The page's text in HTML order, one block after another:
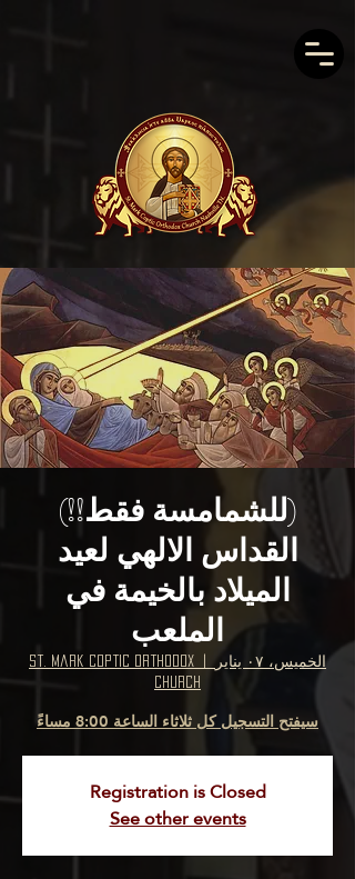
(للشمامسة فقط!!)
القداس الالهي لعيد
الميلاد بالخيمة في
الملعب
الخميس، ٠٧ يناير
St. Mark Coptic Orthodox
Church
سيفتح التسجيل كل ثلاثاء الساعة 8:00 مساءً
Registration is Closed
See other events